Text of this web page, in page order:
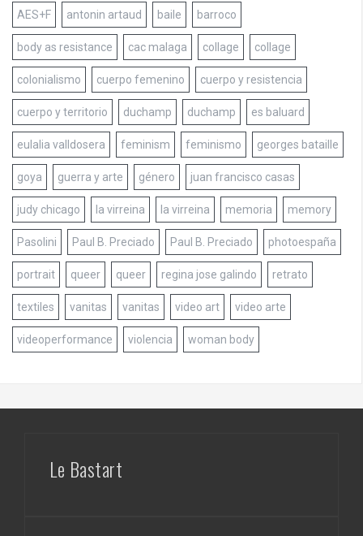
AES+F antonin artaud baile barroco
body as resistance cac malaga collage collage
colonialismo cuerpo femenino cuerpo y resistencia
cuerpo y territorio duchamp duchamp es baluard
eulalia valldosera feminism feminismo georges bataille
goya guerra y arte género juan francisco casas
judy chicago la virreina la virreina memoria memory
Pasolini Paul B. Preciado Paul B. Preciado photoespaña
portrait queer queer regina jose galindo retrato
textiles vanitas vanitas video art video arte
videoperformance violencia woman body
Le Bastart